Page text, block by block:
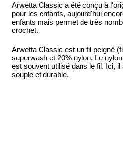
Arwetta Classic a été conçu à
pour les enfants, aujourd'hui
enfants mais permet de très
crochet.
Arwetta Classic est un fil peigné
superwash et 20% nylon. Le
est souvent utilisé dans le fil. Ici,
souple et durable.